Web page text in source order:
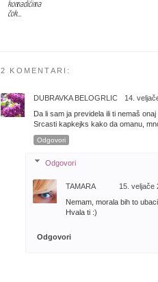
komadićima
čok...
2 KOMENTARI:
DUBRAVKA BELOGRLIC
14.
Da li sam ja previdela ili ti nemaš
Srcasti kapkejks kako da omanu,
Odgovori
Odgovori
TAMARA
15. veljače
Nemam, morala bih to
Hvala ti :)
Odgovori